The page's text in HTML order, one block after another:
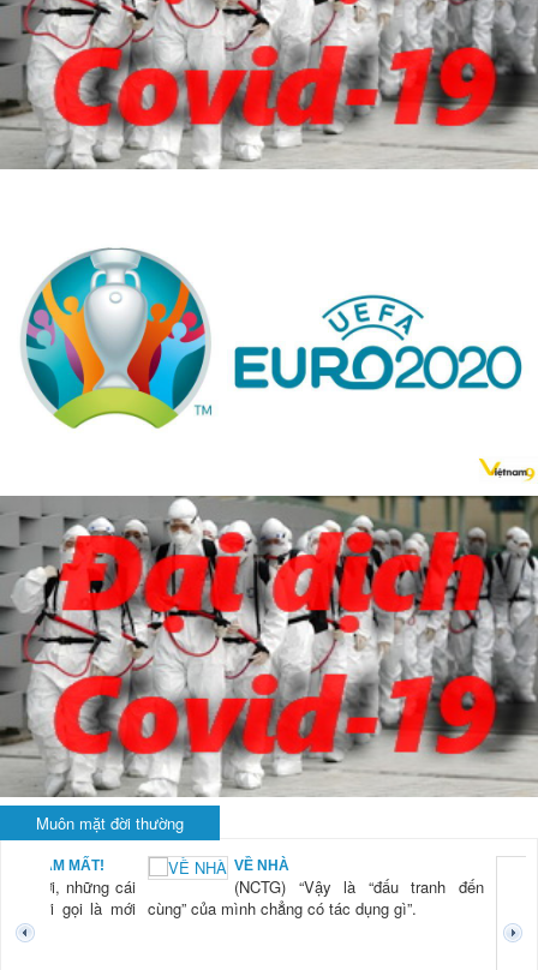
Muôn mặt đời thường
NAM MẤT!
“Xời, những cái
mới gọi là mới
VỀ NHÀ
(NCTG) “Vậy là “đấu tranh đến
cùng” của mình chẳng có tác dụng gì”.